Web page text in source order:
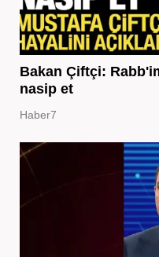
Bakan Çiftçi:
nasip et
Haber7